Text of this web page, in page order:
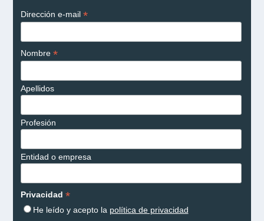
Dirección e-mail *
Nombre *
Apellidos
Profesión
Entidad o empresa
Privacidad *
He leído y acepto la política de privacidad